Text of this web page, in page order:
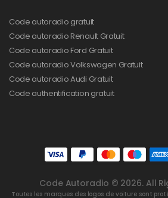
Code autoradio gratuit
Code autoradio Renault Gratuit
Code autoradio Ford Gratuit
Code autoradio Volkswagen Gratuit
Code autoradio Audi Gratuit
Code authentification gratuit
Code Autoradio © 2026. All
Toutes les marques des logos de voiture sont